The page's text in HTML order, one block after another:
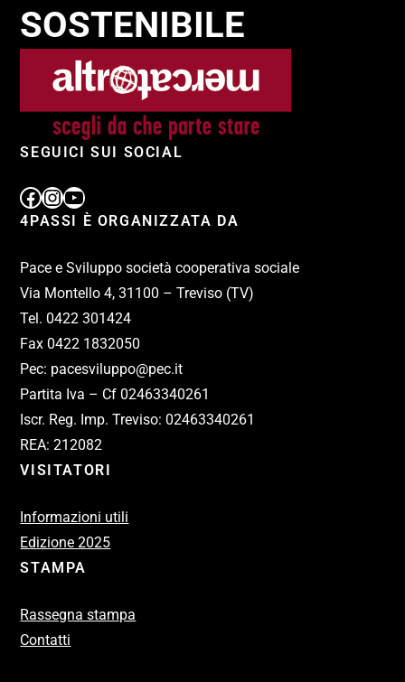
SOSTENIBILE
SEGUICI SUI SOCIAL
4PASSI È ORGANIZZATA DA
Pace e Sviluppo società cooperativa sociale
Via Montello 4, 31100 – Treviso (TV)
Tel. 0422 301424
Fax 0422 1832050
Pec: pacesviluppo@pec.it
Partita Iva – Cf 02463340261
Iscr. Reg. Imp. Treviso: 02463340261
REA: 212082
VISITATORI
Informazioni utili
Edizione 2025
STAMPA
Rassegna stampa
Contatti